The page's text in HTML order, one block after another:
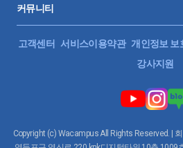
커뮤니티
고객센터 서비스이용약관 개인정보 보
강사지원
Copyright (c) Wacampus All Rights Reserved. |